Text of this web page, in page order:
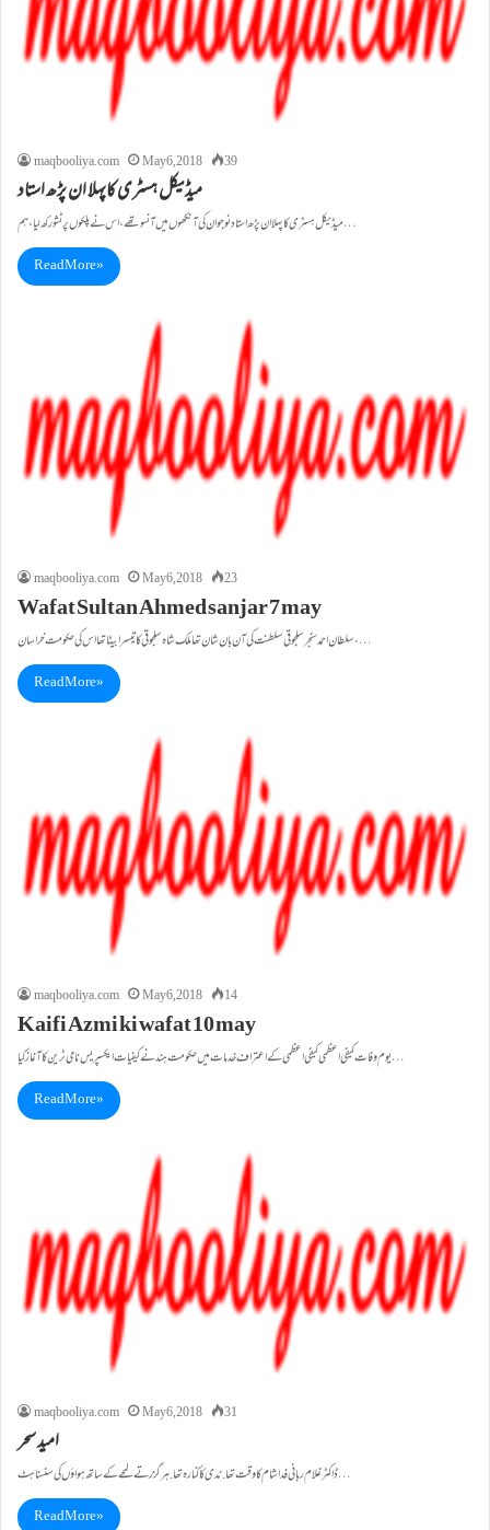
maqbooliya.com May 6, 2018 39
میڈیکل ہسٹری کاپہلا ان پڑھ استاد
میڈیکل ہسٹری کاپہلا ان پڑھ استاد نوجوان کی آنکھوں میں آنسو تھے، اس نے پلکوں پر ٹشو رکھ لیا، ہم…
Read More »
maqbooliya.com May 6, 2018 23
Wafat Sultan Ahmed sanjar 7 may
سلطان احمد سنجر سلجوقی سلطنت کی آن بان شان تھاملک شاہ سلجوقی کا تیسرا بیٹا تھا اس کی حکومت خراسان،…
Read More »
maqbooliya.com May 6, 2018 14
Kaifi Azmi ki wafat 10 may
یوم وفات کیفی اعظمی کیفی اعظمی کے اعتراف خدمات میں حکومت ہند نے کیفیات ایکسپریس نامی ٹرین کا آغاز کیا…
Read More »
maqbooliya.com May 6, 2018 31
امید سحر
ڈاکٹر غلام ربانی فدا شام کا وقت تھا. ندی کا کنارہ تھا. ہر گزرتے لمحے کے ساتھ ہواؤں کی سنسناہٹ…
Read More »